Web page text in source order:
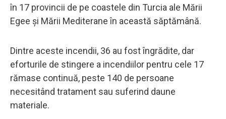
în 17 provincii de pe coastele din Turcia ale Mării
Egee și Mării Mediterane în această săptămână.
Dintre aceste incendii, 36 au fost îngrădite, dar
eforturile de stingere a incendiilor pentru cele 17
rămase continuă, peste 140 de persoane
necesitând tratament sau suferind daune
materiale.